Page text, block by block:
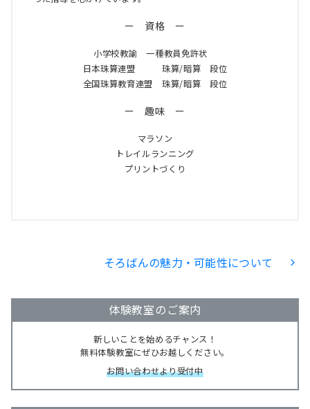
ー 資格 ー
小学校教諭 一種教員免許状
日本珠算連盟 珠算/暗算 段位
全国珠算教育連盟 珠算/暗算 段位
ー 趣味 ー
マラソン
トレイルランニング
プリントづくり
そろばんの魅力・可能性について
体験教室のご案内
新しいことを始めるチャンス！
無料体験教室にぜひお越しください。
お問い合わせより受付中